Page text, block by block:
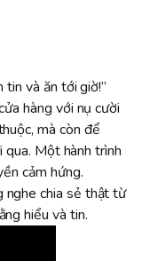
và ăn tới giờ!”
hàng với nụ cười
mà còn để
qua. Một hành trình
cảm hứng.
chia sẻ thật từ
hiểu và tin.